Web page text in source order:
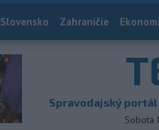
Slovensko Zahraničie
Spravodajský
Sobota